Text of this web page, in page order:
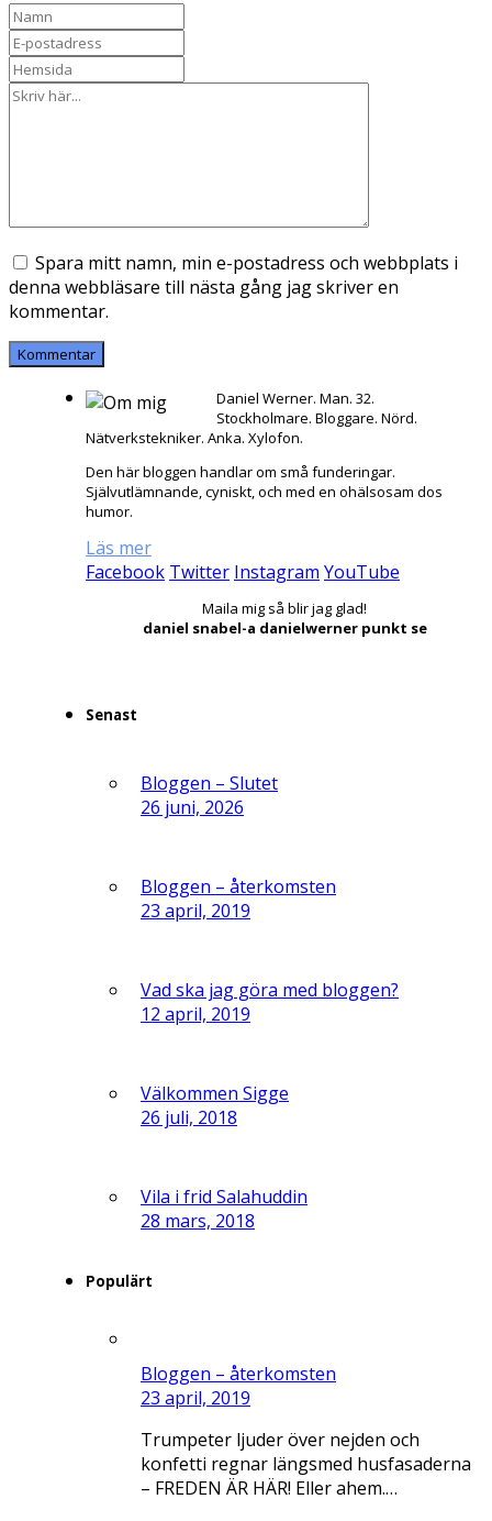
Spara mitt namn, min e-postadress och webbplats i
denna webbläsare till nästa gång jag skriver en
kommentar.
Daniel Werner. Man. 32.
Stockholmare. Bloggare. Nörd.
Nätverkstekniker. Anka. Xylofon.
Den här bloggen handlar om små funderingar.
Självutlämnande, cyniskt, och med en ohälsosam dos
humor.
Läs mer
Facebook Twitter Instagram YouTube
Maila mig så blir jag glad!
daniel snabel-a danielwerner punkt se
Senast
Bloggen – Slutet
26 juni, 2026
Bloggen – återkomsten
23 april, 2019
Vad ska jag göra med bloggen?
12 april, 2019
Välkommen Sigge
26 juli, 2018
Vila i frid Salahuddin
28 mars, 2018
Populärt
Bloggen – återkomsten
23 april, 2019
Trumpeter ljuder över nejden och
konfetti regnar längsmed husfasaderna
– FREDEN ÄR HÄR! Eller ahem.…